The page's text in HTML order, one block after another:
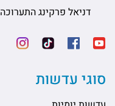
דניאל פרקינג התערוכה 3
סוגי עדשות